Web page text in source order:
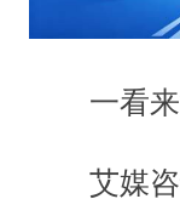
一看来
艾媒咨